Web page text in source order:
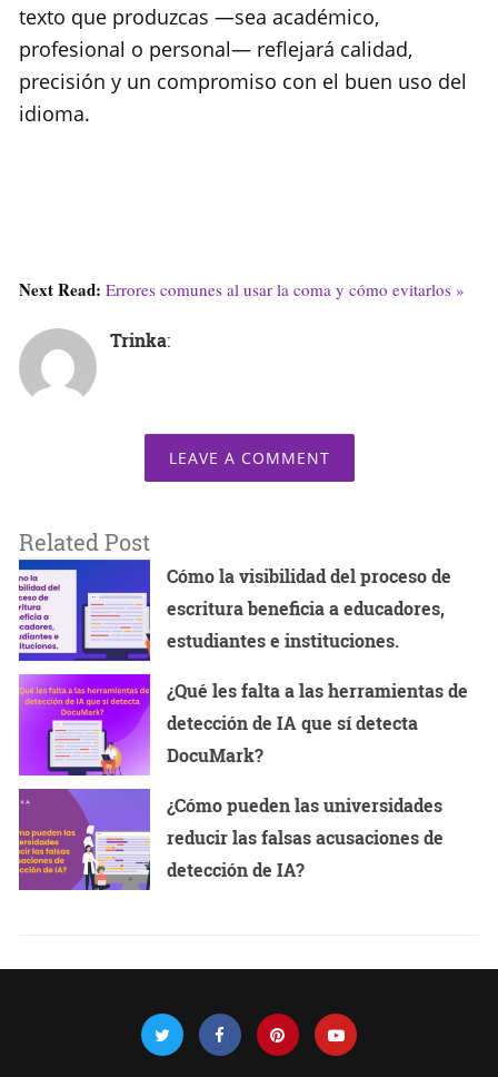
texto que produzcas —sea académico,
profesional o personal— reflejará calidad,
precisión y un compromiso con el buen uso del
idioma.
Next Read: Errores comunes al usar la coma y cómo evitarlos »
Trinka:
LEAVE A COMMENT
Related Post
Cómo la visibilidad del proceso de
escritura beneficia a educadores,
estudiantes e instituciones.
¿Qué les falta a las herramientas de
detección de IA que sí detecta
DocuMark?
¿Cómo pueden las universidades
reducir las falsas acusaciones de
detección de IA?